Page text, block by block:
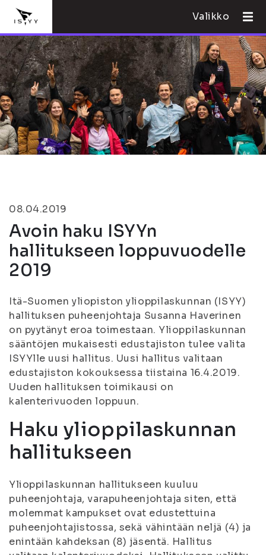
Valikko
08.04.2019
Avoin haku ISYYn
hallitukseen loppuvuodelle
2019
Itä-Suomen yliopiston ylioppilaskunnan (ISYY)
hallituksen puheenjohtaja Susanna Haverinen
on pyytänyt eroa toimestaan. Ylioppilaskunnan
sääntöjen mukaisesti edustajiston tulee valita
ISYYlle uusi hallitus. Uusi hallitus valitaan
edustajiston kokouksessa tiistaina 16.4.2019.
Uuden hallituksen toimikausi on
kalenterivuoden loppuun.
Haku ylioppilaskunnan
hallitukseen
Ylioppilaskunnan hallitukseen kuuluu
puheenjohtaja, varapuheenjohtaja siten, että
molemmat kampukset ovat edustettuina
puheenjohtajistossa, sekä vähintään neljä (4) ja
enintään kahdeksan (8) jäsentä. Hallitus